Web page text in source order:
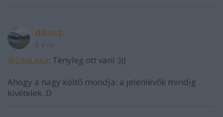
dikusz.
@ZooLeka: Tényleg ott van! :)))
Ahogy a nagy költő mondja: a jelenlévők mindig
kívételek.:D